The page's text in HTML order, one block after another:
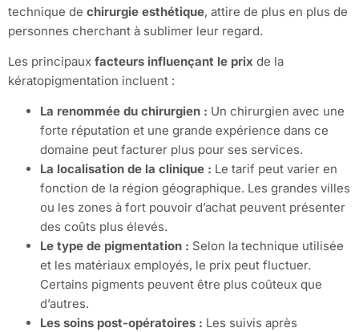
technique de chirurgie esthétique, attire de plus en plus de
personnes cherchant à sublimer leur regard.
Les principaux facteurs influençant le prix de la
kératopigmentation incluent :
La renommée du chirurgien : Un chirurgien avec une
forte réputation et une grande expérience dans ce
domaine peut facturer plus pour ses services.
La localisation de la clinique : Le tarif peut varier en
fonction de la région géographique. Les grandes villes
ou les zones à fort pouvoir d’achat peuvent présenter
des coûts plus élevés.
Le type de pigmentation : Selon la technique utilisée
et les matériaux employés, le prix peut fluctuer.
Certains pigments peuvent être plus coûteux que
d’autres.
Les soins post-opératoires : Les suivis après